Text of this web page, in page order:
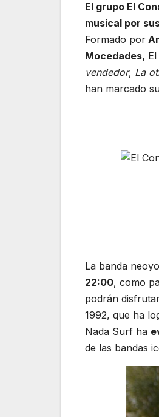
El grupo El
musical por
Formado por
Mocedades,
vendedor, La
han marcado
La banda
22:00, como
podrán
1992, que ha
Nada Surf ha
de las bandas